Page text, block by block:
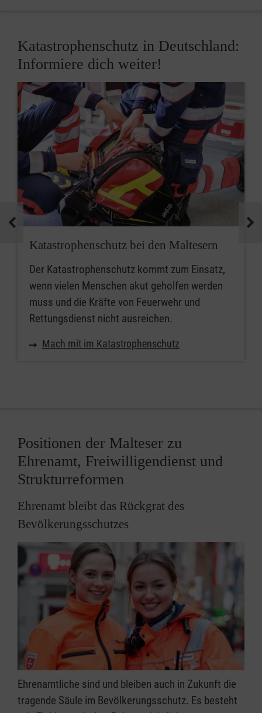
Katastrophenschutz in Deutschland:
Informiere dich weiter!
Katastrophenschutz bei den Maltesern
Der Katastrophenschutz kommt zum Einsatz,
wenn vielen Menschen akut geholfen werden
muss und die Kräfte von Feuerwehr und
Rettungsdienst nicht ausreichen.
Mach mit im Katastrophenschutz
Positionen der Malteser zu
Ehrenamt, Freiwilligendienst und
Strukturreformen
Ehrenamt bleibt das Rückgrat des
Bevölkerungsschutzes
Ehrenamtliche sind und bleiben auch in Zukunft die
tragende Säule im Bevölkerungsschutz. Es besteht